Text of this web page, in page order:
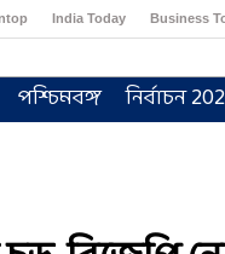
India Today Business
পশ্চিমবঙ্গ নির্বাচন